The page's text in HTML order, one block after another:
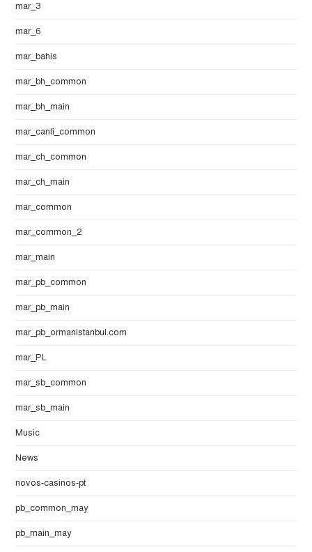
mar_3
mar_6
mar_bahis
mar_bh_common
mar_bh_main
mar_canli_common
mar_ch_common
mar_ch_main
mar_common
mar_common_2
mar_main
mar_pb_common
mar_pb_main
mar_pb_ormanistanbul.com
mar_PL
mar_sb_common
mar_sb_main
Music
News
novos-casinos-pt
pb_common_may
pb_main_may